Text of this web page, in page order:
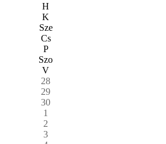
H
K
Sze
Cs
P
Szo
V
28
29
30
1
2
3